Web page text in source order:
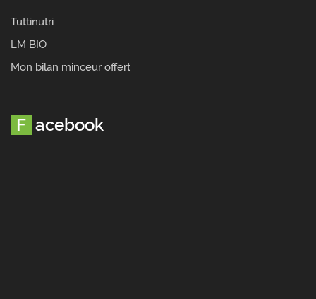
Tuttinutri
LM BIO
Mon bilan minceur offert
Facebook